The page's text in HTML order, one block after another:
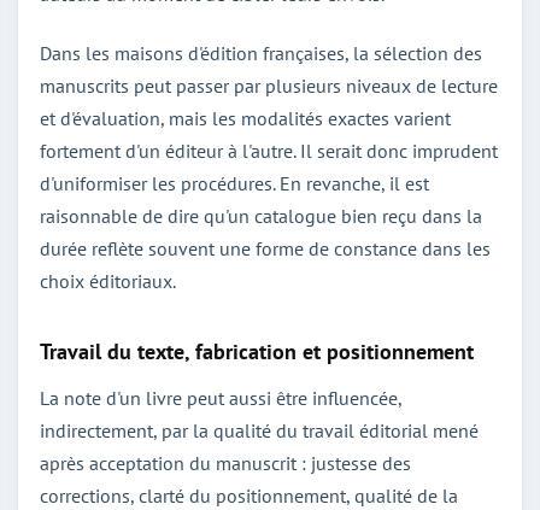
Dans les maisons d'édition françaises, la sélection des
manuscrits peut passer par plusieurs niveaux de lecture
et d'évaluation, mais les modalités exactes varient
fortement d'un éditeur à l'autre. Il serait donc imprudent
d'uniformiser les procédures. En revanche, il est
raisonnable de dire qu'un catalogue bien reçu dans la
durée reflète souvent une forme de constance dans les
choix éditoriaux.
Travail du texte, fabrication et positionnement
La note d'un livre peut aussi être influencée,
indirectement, par la qualité du travail éditorial mené
après acceptation du manuscrit : justesse des
corrections, clarté du positionnement, qualité de la